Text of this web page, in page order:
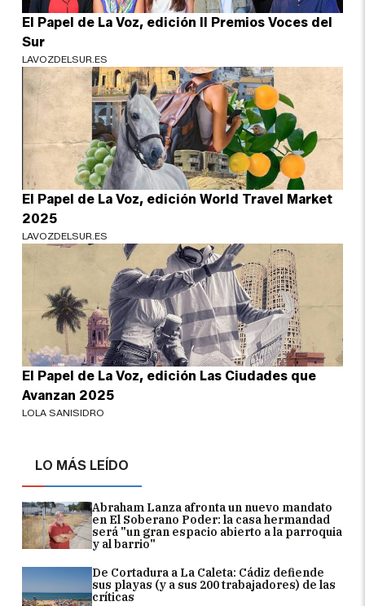
LO MÁS LEÍDO
Abraham Lanza afronta un nuevo mandato
en El Soberano Poder: la casa hermandad
será "un gran espacio abierto a la parroquia
y al barrio"
De Cortadura a La Caleta: Cádiz defiende
sus playas (y a sus 200 trabajadores) de las
críticas
El Papel de La Voz, edición II Premios Voces del
Sur
LAVOZDELSUR.ES
El Papel de La Voz, edición World Travel Market
2025
LAVOZDELSUR.ES
El Papel de La Voz, edición Las Ciudades que
Avanzan 2025
LOLA SANISIDRO